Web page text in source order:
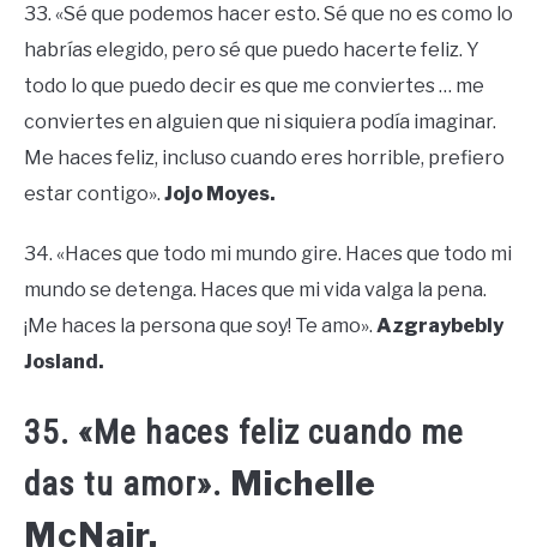
33. «Sé que podemos hacer esto. Sé que no es como lo
habrías elegido, pero sé que puedo hacerte feliz. Y
todo lo que puedo decir es que me conviertes … me
conviertes en alguien que ni siquiera podía imaginar.
Me haces feliz, incluso cuando eres horrible, prefiero
estar contigo». Jojo Moyes.
34. «Haces que todo mi mundo gire. Haces que todo mi
mundo se detenga. Haces que mi vida valga la pena.
¡Me haces la persona que soy! Te amo». Azgraybebly
Josland.
35. «Me haces feliz cuando me
das tu amor». Michelle
McNair.